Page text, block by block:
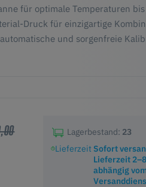
für optimale Temperaturen bis
Druck für einzigartige
und sorgenfreie
Lagerbestand: 23
Lieferzeit Sofort
Lieferzeit
abhängig